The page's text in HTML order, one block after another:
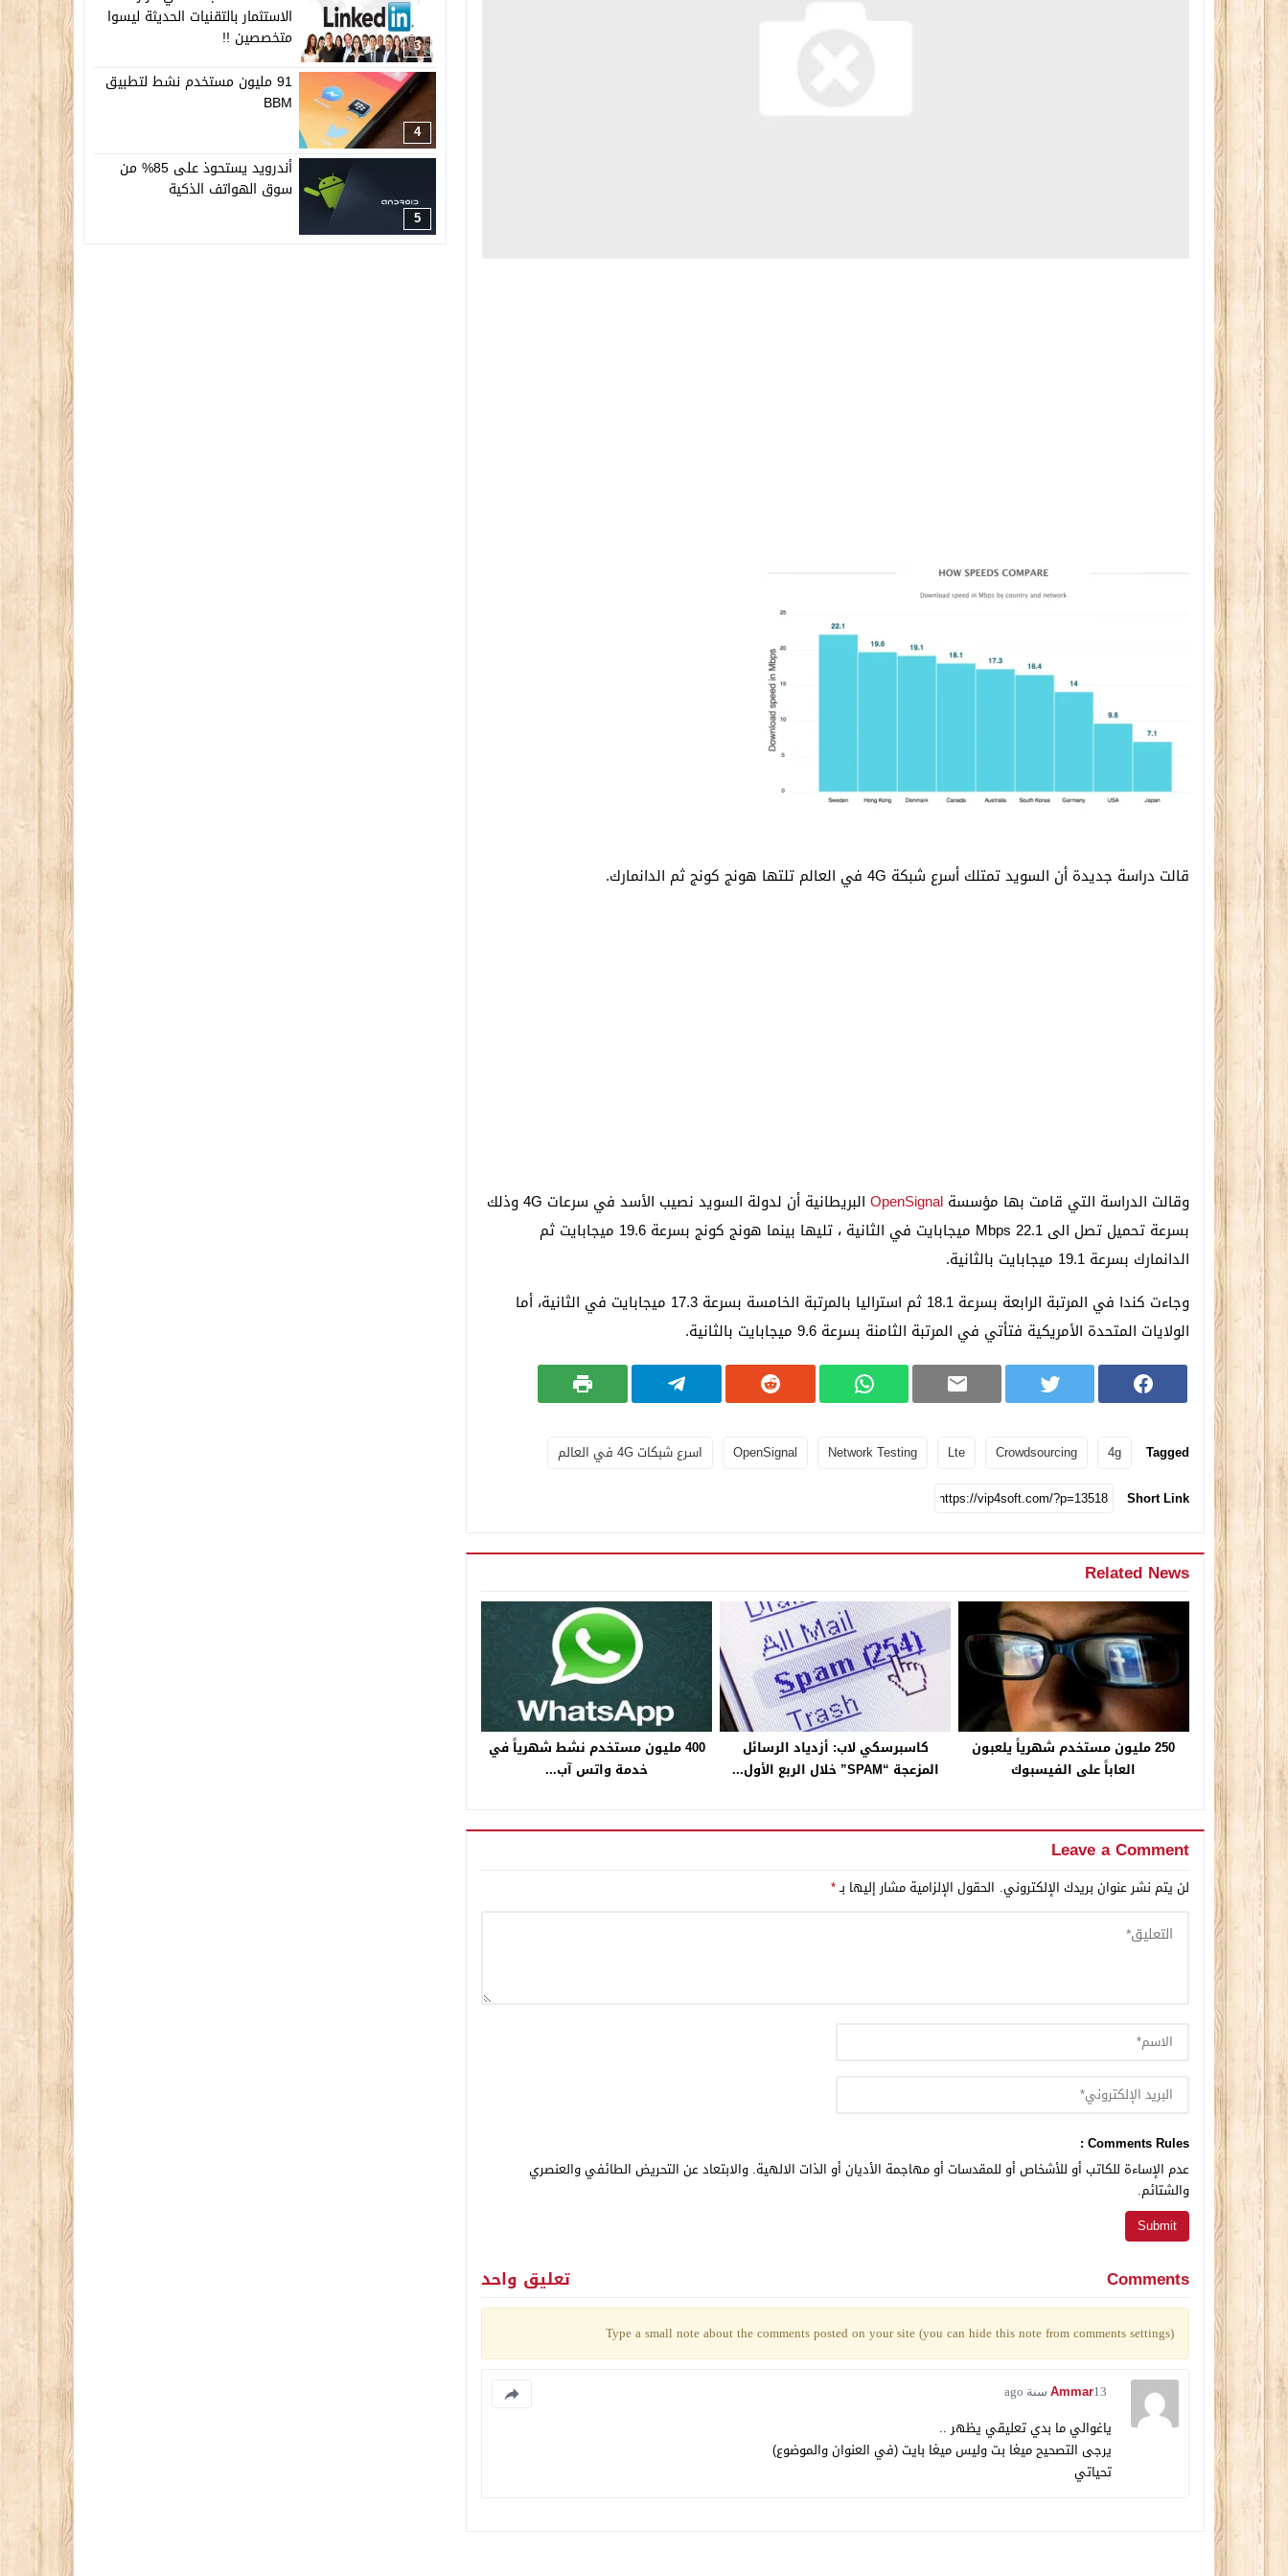
قالت دراسة جديدة أن السويد تمتلك أسرع شبكة 4G في العالم تلتها هونج كونج ثم الدانمارك.
وقالت الدراسة التي قامت بها مؤسسة OpenSignal
البريطانية أن لدولة السويد نصيب الأسد في سرعات 4G وذلك
بسرعة تحميل تصل الى 22.1 Mbps ميجابايت في الثانية ، تليها بينما هونج كونج بسرعة 19.6 ميجابايت ثم
الدانمارك بسرعة 19.1 ميجابايت بالثانية.
وجاءت كندا في المرتبة الرابعة بسرعة 18.1 ثم استراليا بالمرتبة الخامسة بسرعة 17.3 ميجابايت في الثانية، أما
الولايات المتحدة الأمريكية فتأتي في المرتبة الثامنة بسرعة 9.6 ميجابايت بالثانية.
Tagged
4g
Crowdsourcing
Lte
Network Testing
OpenSignal
اسرع شبكات 4G في العالم
Short Link
Related News
250 مليون مستخدم شهرياً يلعبون
العاباً على الفيسبوك
كاسبرسكي لاب: أزدياد الرسائل
المزعجة “SPAM” خلال الربع الأول...
400 مليون مستخدم نشط شهرياً في
خدمة واتس آب...
Leave a Comment
لن يتم نشر عنوان بريدك الإلكتروني. الحقول الإلزامية مشار إليها بـ*
Comments Rules :
عدم الإساءة للكاتب أو للأشخاص أو للمقدسات أو مهاجمة الأديان أو الذات الالهية. والابتعاد عن التحريض الطائفي والعنصري
والشتائم.
Comments تعليق واحد
Type a small note about the comments posted on your site (you can hide this note from comments settings)
Ammar13 سنة ago
ياغوالي ما بدي تعليقي يظهر ..
يرجى التصحيح ميغا بت وليس ميغا بايت (في العنوان والموضوع)
تحياتي
3
الاستثمار بالتقنيات الحديثة ليسوا
متخصصين !!
4
91 مليون مستخدم نشط لتطبيق
BBM
5
أندرويد يستحوذ على 85% من
سوق الهواتف الذكية